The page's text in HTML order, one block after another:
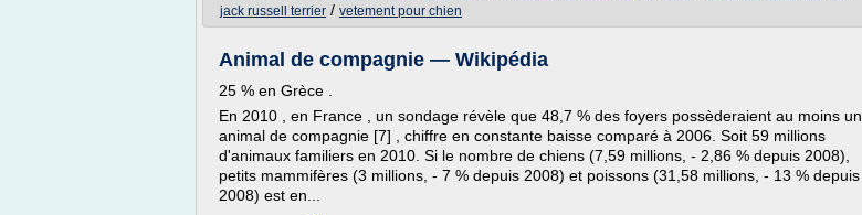
jack russell terrier / vetement pour chien
Animal de compagnie — Wikipédia
25 % en Grèce .
En 2010 , en France , un sondage révèle que 48,7 % des foyers possèderaient au moins un
animal de compagnie [7] , chiffre en constante baisse comparé à 2006. Soit 59 millions
d'animaux familiers en 2010. Si le nombre de chiens (7,59 millions, - 2,86 % depuis 2008),
petits mammifères (3 millions, - 7 % depuis 2008) et poissons (31,58 millions, - 13 % depuis
2008) est en...